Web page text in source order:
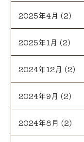
2025年4月 (2)
2025年1月 (2)
2024年12月 (2)
2024年9月 (2)
2024年8月 (2)